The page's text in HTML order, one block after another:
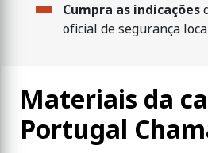
Cumpra as indicações
oficial de segurança
Materiais da
Portugal